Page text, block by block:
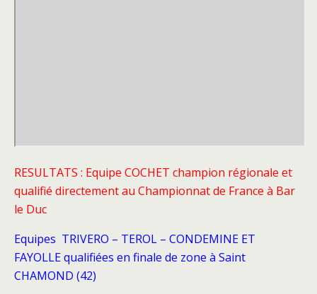
RESULTATS : Equipe COCHET champion régionale et
qualifié directement au Championnat de France à Bar
le Duc
Equipes TRIVERO – TEROL – CONDEMINE ET
FAYOLLE qualifiées en finale de zone à Saint
CHAMOND (42)